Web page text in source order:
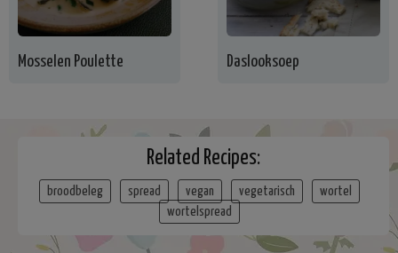
Mosselen Poulette Daslooksoep
Related Recipes:
broodbeleg spread vegan vegetarisch
wortel
wortelspread